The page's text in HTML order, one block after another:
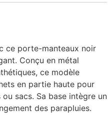
ce porte-manteaux noir
Conçu en métal
ce modèle
en partie haute pour
sacs. Sa base intègre un
des parapluies.